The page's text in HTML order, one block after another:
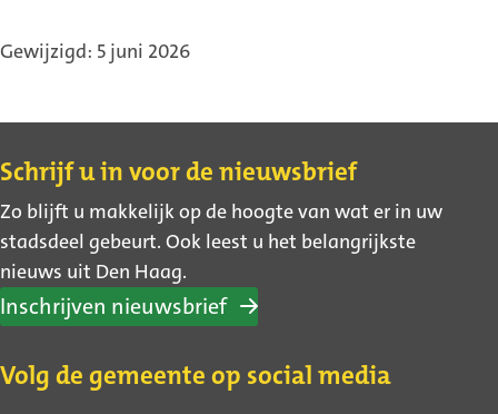
Gewijzigd: 5 juni 2026
Contact
Schrijf u in voor de nieuwsbrief
Zo blijft u makkelijk op de hoogte van wat er in uw
stadsdeel gebeurt. Ook leest u het belangrijkste
nieuws uit Den Haag.
Inschrijven nieuwsbrief
Volg de gemeente op social media